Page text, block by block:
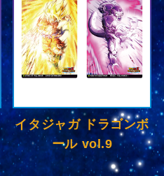
イタジャガ ドラゴンボ
ール vol.9